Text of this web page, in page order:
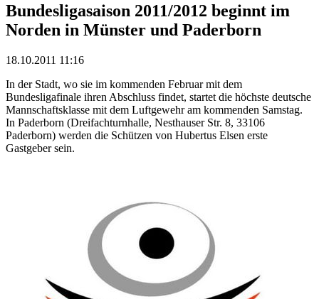
Bundesligasaison 2011/2012 beginnt im
Norden in Münster und Paderborn
18.10.2011 11:16
In der Stadt, wo sie im kommenden Februar mit dem
Bundesligafinale ihren Abschluss findet, startet die höchste deutsche
Mannschaftsklasse mit dem Luftgewehr am kommenden Samstag.
In Paderborn (Dreifachturnhalle, Nesthauser Str. 8, 33106
Paderborn) werden die Schützen von Hubertus Elsen erste
Gastgeber sein.